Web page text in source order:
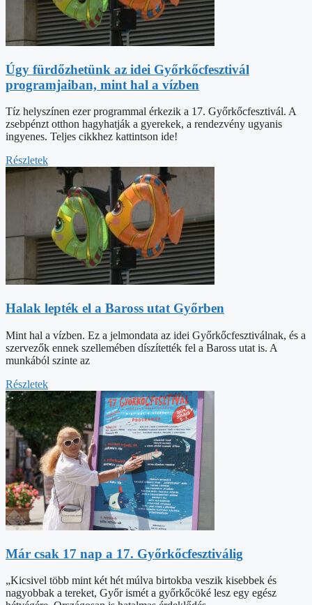
Úgy fürdőzhetünk az idei Győrkőcfesztivál
programjaiban, mint hal a vízben
Tíz helyszínen ezer programmal érkezik a 17. Győrkőcfesztivál. A
zsebpénzt otthon hagyhatják a gyerekek, a rendezvény ugyanis
ingyenes. Teljes cikkhez kattintson ide!
Részletek
Halak lepték el a Baross utat Győrben
Mint hal a vízben. Ez a jelmondata az idei Győrkőcfesztiválnak, és a
szervezők ennek szellemében díszítették fel a Baross utat is. A
munkából szinte az
Részletek
Már csak 17 nap a 17. Győrkőcfesztiválig
„Kicsivel több mint két hét múlva birtokba veszik kisebbek és
nagyobbak a tereket, Győr ismét a győrkőcöké lesz egy egész